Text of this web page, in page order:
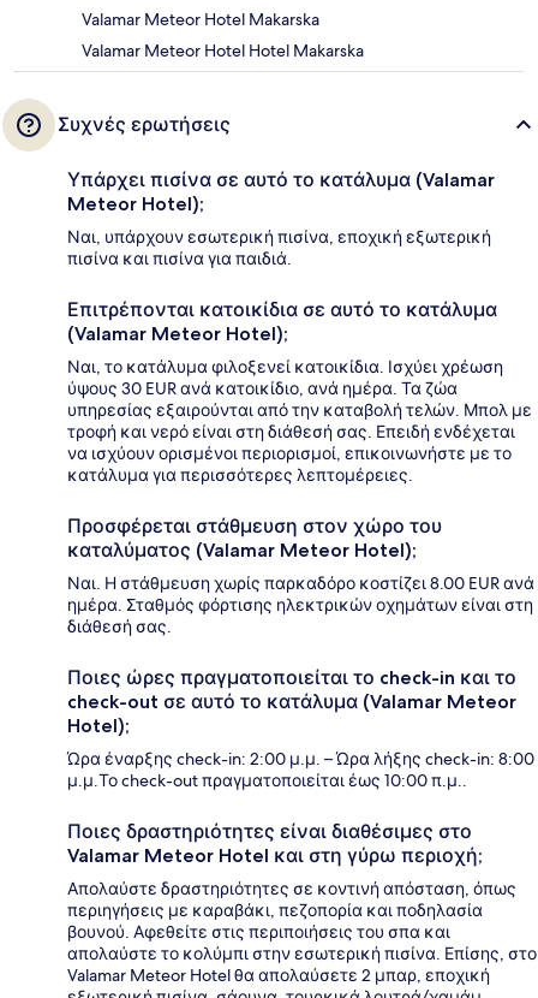
Valamar Meteor Hotel Makarska
Valamar Meteor Hotel Hotel Makarska
Συχνές ερωτήσεις
Υπάρχει πισίνα σε αυτό το κατάλυμα (Valamar
Meteor Hotel);
Ναι, υπάρχουν εσωτερική πισίνα, εποχική εξωτερική
πισίνα και πισίνα για παιδιά.
Επιτρέπονται κατοικίδια σε αυτό το κατάλυμα
(Valamar Meteor Hotel);
Ναι, το κατάλυμα φιλοξενεί κατοικίδια. Ισχύει χρέωση
ύψους 30 EUR ανά κατοικίδιο, ανά ημέρα. Τα ζώα
υπηρεσίας εξαιρούνται από την καταβολή τελών. Μπολ με
τροφή και νερό είναι στη διάθεσή σας. Επειδή ενδέχεται
να ισχύουν ορισμένοι περιορισμοί, επικοινωνήστε με το
κατάλυμα για περισσότερες λεπτομέρειες.
Προσφέρεται στάθμευση στον χώρο του
καταλύματος (Valamar Meteor Hotel);
Ναι. Η στάθμευση χωρίς παρκαδόρο κοστίζει 8.00 EUR ανά
ημέρα. Σταθμός φόρτισης ηλεκτρικών οχημάτων είναι στη
διάθεσή σας.
Ποιες ώρες πραγματοποιείται το check-in και το
check-out σε αυτό το κατάλυμα (Valamar Meteor
Hotel);
Ώρα έναρξης check-in: 2:00 μ.μ. – Ώρα λήξης check-in: 8:00
μ.μ.Το check-out πραγματοποιείται έως 10:00 π.μ..
Ποιες δραστηριότητες είναι διαθέσιμες στο
Valamar Meteor Hotel και στη γύρω περιοχή;
Απολαύστε δραστηριότητες σε κοντινή απόσταση, όπως
περιηγήσεις με καραβάκι, πεζοπορία και ποδηλασία
βουνού. Αφεθείτε στις περιποιήσεις του σπα και
απολαύστε το κολύμπι στην εσωτερική πισίνα. Επίσης, στο
Valamar Meteor Hotel θα απολαύσετε 2 μπαρ, εποχική